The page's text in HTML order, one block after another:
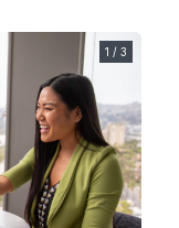
1 / 3